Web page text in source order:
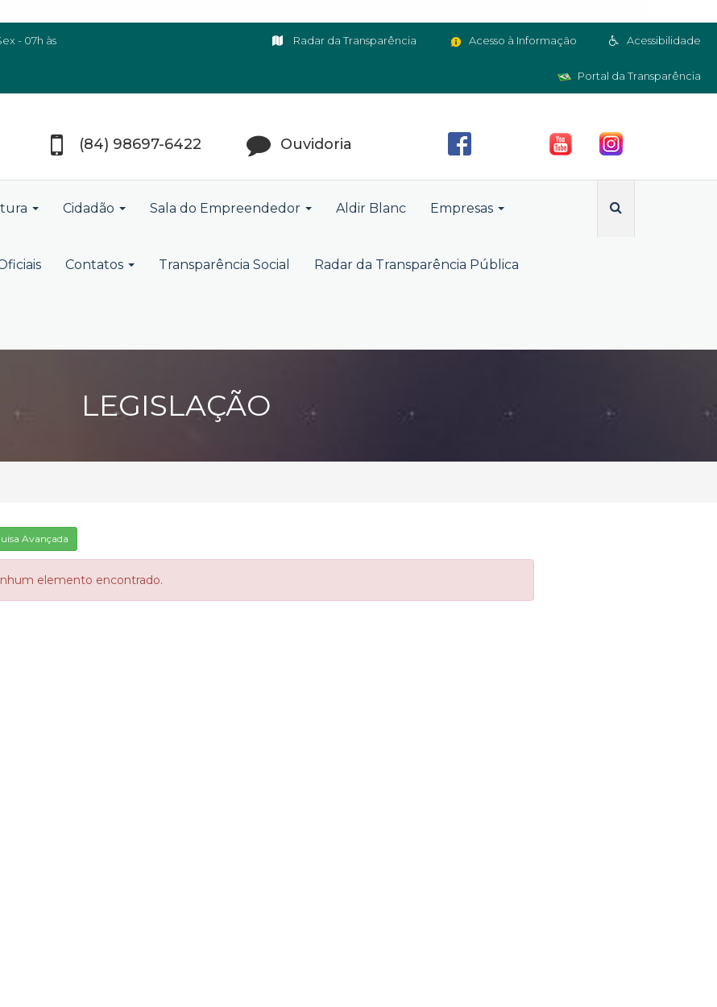
- 07h às
Acessibilidade
Acesso à Informação
Radar da Transparência
Portal da Transparência
(84) 98697-6422 Ouvidoria
Cidadão Sala do Empreendedor Aldir Blanc Empresas
Contatos Transparência Social Radar da Transparência Pública
LEGISLAÇÃO
Avançada
elemento encontrado.